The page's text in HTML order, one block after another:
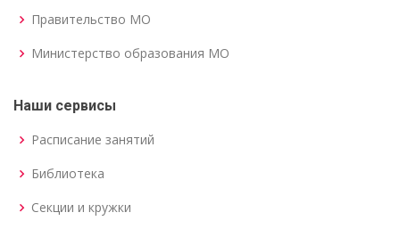
Правительство МО
Министерство образования МО
Наши сервисы
Расписание занятий
Библиотека
Секции и кружки